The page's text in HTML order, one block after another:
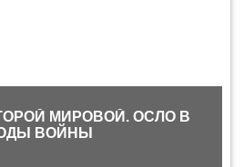
МИРОВОЙ. ОСЛО В
ВОЙНЫ